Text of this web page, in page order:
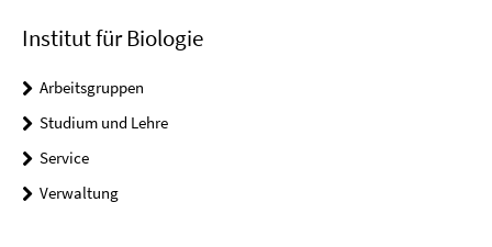
Institut für Biologie
Arbeitsgruppen
Studium und Lehre
Service
Verwaltung